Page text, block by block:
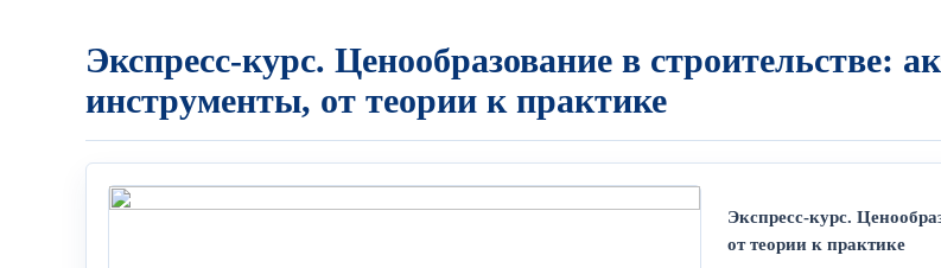
Экспресс-курс. Ценообразование в строительстве:
инструменты, от теории к практике
Экспресс-курс.
от теории к практике